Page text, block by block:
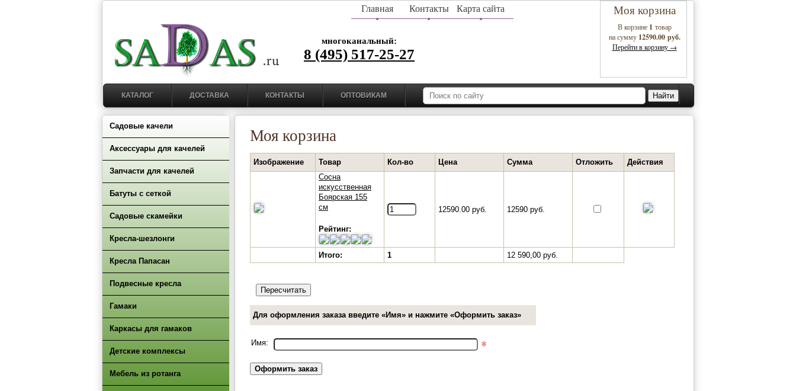
Главная Контакты Карта сайта
многоканальный:
8 (495) 517-25-27
Моя корзина
В корзине 1 товар
на сумму 12590.00 руб.
Перейти в корзину →
КАТАЛОГ ДОСТАВКА КОНТАКТЫ ОПТОВИКАМ
Садовые качели
Аксессуары для качелей
Запчасти для качелей
Батуты с сеткой
Садовые скамейки
Кресла-шезлонги
Кресла Папасан
Подвесные кресла
Гамаки
Каркасы для гамаков
Детские комплексы
Мебель из ротанга
Моя корзина
Изображение Товар Кол-во Цена Сумма Отложить
Действия
Сосна
искусственная
Боярская 155
см
Рейтинг:
12590.00 руб. 12590 руб.
Итого: 1 12 590,00 руб.
Для оформления заказа введите «Имя» и нажмите «Оформить заказ»
Имя: *